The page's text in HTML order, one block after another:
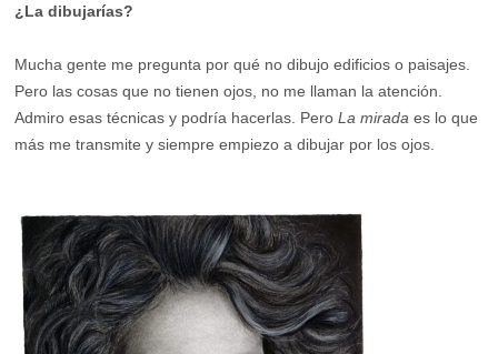
¿La dibujarías?
Mucha gente me pregunta por qué no dibujo edificios o paisajes.
Pero las cosas que no tienen ojos, no me llaman la atención.
Admiro esas técnicas y podría hacerlas. PeroLa mirada es lo que
más me transmite y siempre empiezo a dibujar por los ojos.